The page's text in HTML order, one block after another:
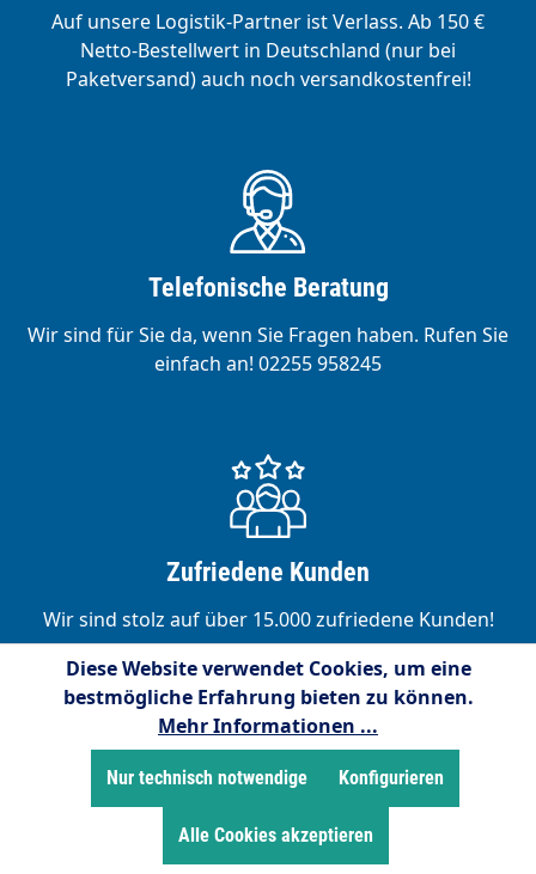
Auf unsere Logistik-Partner ist Verlass. Ab 150 €
Netto-Bestellwert in Deutschland (nur bei
Paketversand) auch noch versandkostenfrei!
Telefonische Beratung
Wir sind für Sie da, wenn Sie Fragen haben. Rufen Sie
einfach an! 02255 958245
Zufriedene Kunden
Wir sind stolz auf über 15.000 zufriedene Kunden!
Service-Hotline
Kostenlose telefonische Unterstützung und Beratung
unter:
Diese Website verwendet Cookies, um eine
bestmögliche Erfahrung bieten zu können.
Mehr Informationen ...
Nur technisch notwendige Konfigurieren
Alle Cookies akzeptieren